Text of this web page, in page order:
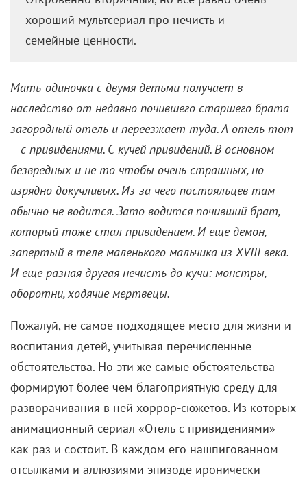
хороший мультсериал про нечисть и
семейные ценности.
Мать-одиночка с двумя детьми получает в
наследство от недавно почившего старшего брата
загородный отель и переезжает туда. А отель тот
– с привидениями. С кучей привидений. В основном
безвредных и не то чтобы очень страшных, но
изрядно докучливых. Из-за чего постояльцев там
обычно не водится. Зато водится почивший брат,
который тоже стал привидением. И еще демон,
запертый в теле маленького мальчика из XVIII века.
И еще разная другая нечисть до кучи: монстры,
оборотни, ходячие мертвецы.
Пожалуй, не самое подходящее место для жизни и
воспитания детей, учитывая перечисленные
обстоятельства. Но эти же самые обстоятельства
формируют более чем благоприятную среду для
разворачивания в ней хоррор-сюжетов. Из которых
анимационный сериал «Отель с привидениями»
как раз и состоит. В каждом его нашпигованном
отсылками и аллюзиями эпизоде иронически